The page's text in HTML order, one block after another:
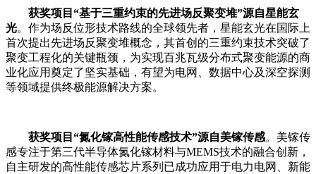
获奖项目“基于三重约束的先进场反聚变堆”源自星能玄
光。作为场反位形技术路线的全球领先者，星能玄光在国际上
首次提出先进场反聚变堆概念，其首创的三重约束技术突破了
聚变工程化的关键瓶颈，为实现百兆瓦级分布式聚变能源的商
业化应用奠定了坚实基础，有望为电网、数据中心及深空探测
等领域提供终极能源解决方案。
获奖项目“氮化镓高性能传感技术”源自美镓传感。美镓传
感专注于第三代半导体氮化镓材料与MEMS技术的融合创新，
自主研发的高性能传感芯片系列已成功应用于电力电网、新能